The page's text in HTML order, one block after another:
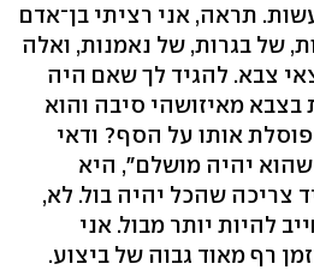
תראה, אני רציתי בן־אדם
של בגרות, של נאמנות, ואלה
צבא. להגיד לך שאם היה
מאיזושהי סיבה והוא
אותו על הסף? ודאי
יהיה מושלם", היא
צריכה שהכל יהיה בול. לא,
להיות יותר מבול. אני
רף מאוד גבוה של ביצוע.